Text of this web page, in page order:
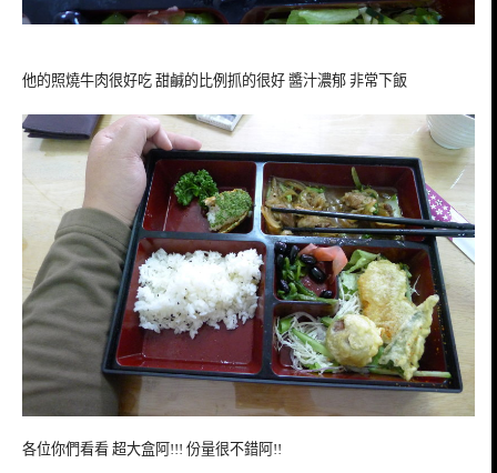
他的照燒牛肉很好吃 甜鹹的比例抓的很好 醬汁濃郁 非常下飯
各位你們看看 超大盒阿!!! 份量很不錯阿!!